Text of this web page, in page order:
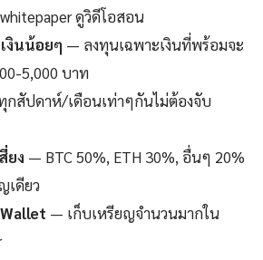
ดูวิดีโอสอน
งินน้อยๆ — ลงทุนเฉพาะเงินที่พร้อมจะ
5,000 บาท
สัปดาห์/เดือนเท่าๆกันไม่ต้องจับ
ยง — BTC 50%, ETH 30%, อื่นๆ 20%
เดียว
— เก็บเหรียญจำนวนมากใน